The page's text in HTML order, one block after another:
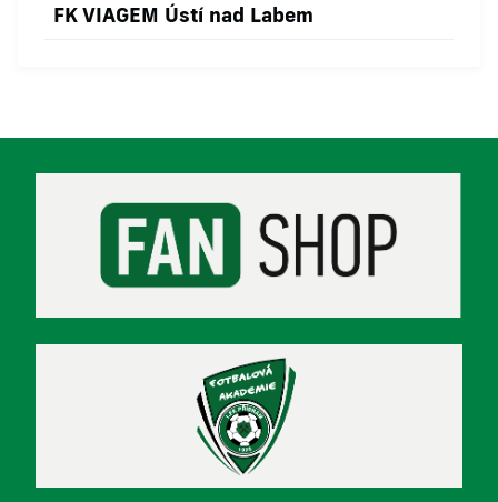
FK VIAGEM Ústí nad Labem